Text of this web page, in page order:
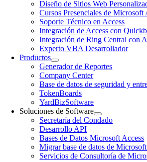
Diseño de Sitios Web
Cursos Presenciales de Microsoft
Soporte Técnico en Access
Integración de Access con
Integración de Ring Central con
Experto VBA Desarrollador
Productos
Generador de Reportes
Company Center
Base de datos de seguridad y
TokenBoards
YardBizSoftware
Soluciones de Software
Secretaría del Condado
Desarrollo API
Bases de Datos Microsoft Access
Migrar base de datos de
Servicios de Consultoría de